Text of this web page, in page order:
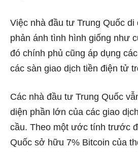
Việc nhà đầu tư Trung Quốc di
phản ánh tình hình giống như
đó chính phủ cũng áp dụng
các sàn giao dịch tiền điện tử
Các nhà đầu tư Trung Quốc
diện phần lớn của các giao
cầu. Theo một ước tính trước
Quốc sở hữu 7% Bitcoin của